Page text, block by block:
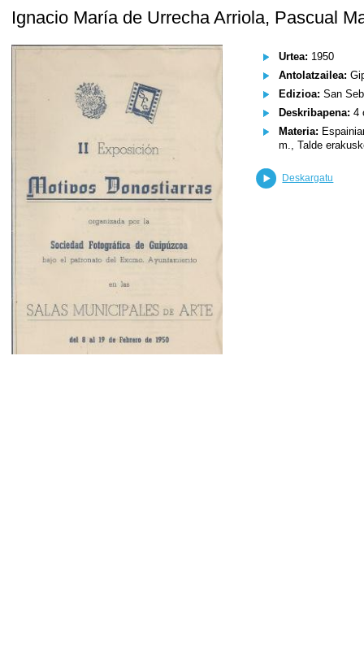
Ignacio María de Urrecha Arriola, Pascual
Urtea: 1950
Antolatzailea:
Edizioa: San
Deskribapena: 4
Materia:
m., Talde
Deskargatu